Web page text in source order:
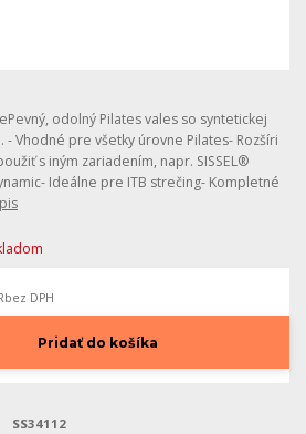
odolný Pilates vales so syntetickej
- Vhodné pre všetky úrovne Pilates- Rozšíri
s iným zariadením, napr. SISSEL®
Ideálne pre ITB strečing- Kompletné
bez DPH
Pridať do košíka
SS34112